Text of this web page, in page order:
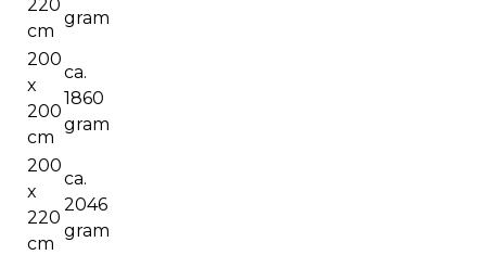
220
cm
gram
200
x
200
cm
ca.
1860
gram
200
x
220
cm
ca.
2046
gram